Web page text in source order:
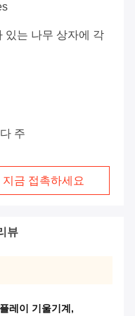
있는 나무 상자에 각
주
지금 접촉하세요
뷰
레이 기울기계 ,